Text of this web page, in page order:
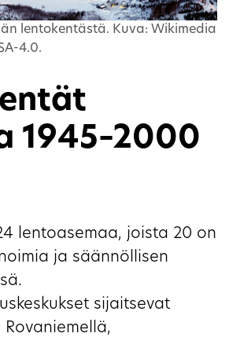
lentokentästä. Kuva: Wikimedia
4.0.
1945–2000
lentoasemaa, joista 20 on
ja säännöllisen
sijaitsevat
Rovaniemellä,